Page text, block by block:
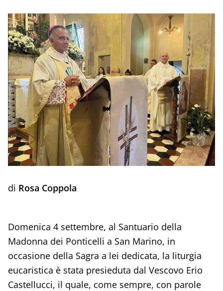
di Rosa Coppola
Domenica 4 settembre, al Santuario della
Madonna dei Ponticelli a San Marino, in
occasione della Sagra a lei dedicata, la liturgia
eucaristica è stata presieduta dal Vescovo Erio
Castellucci, il quale, come sempre, con parole